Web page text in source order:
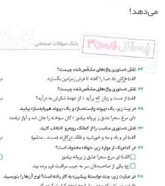
می‌دهد!